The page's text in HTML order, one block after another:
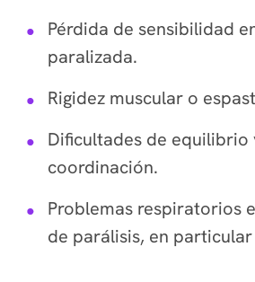
Pérdida de sensibilidad
paralizada.
Rigidez muscular o
Dificultades de equilibrio
coordinación.
Problemas respiratorios
de parálisis, en